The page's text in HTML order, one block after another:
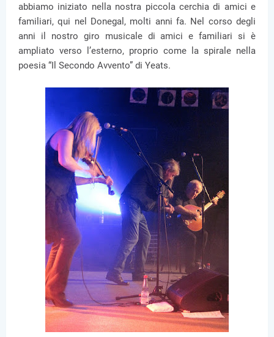
abbiamo iniziato nella nostra piccola cerchia di amici e
familiari, qui nel Donegal, molti anni fa. Nel corso degli
anni il nostro giro musicale di amici e familiari si è
ampliato verso l’esterno, proprio come la spirale nella
poesia “Il Secondo Avvento” di Yeats.